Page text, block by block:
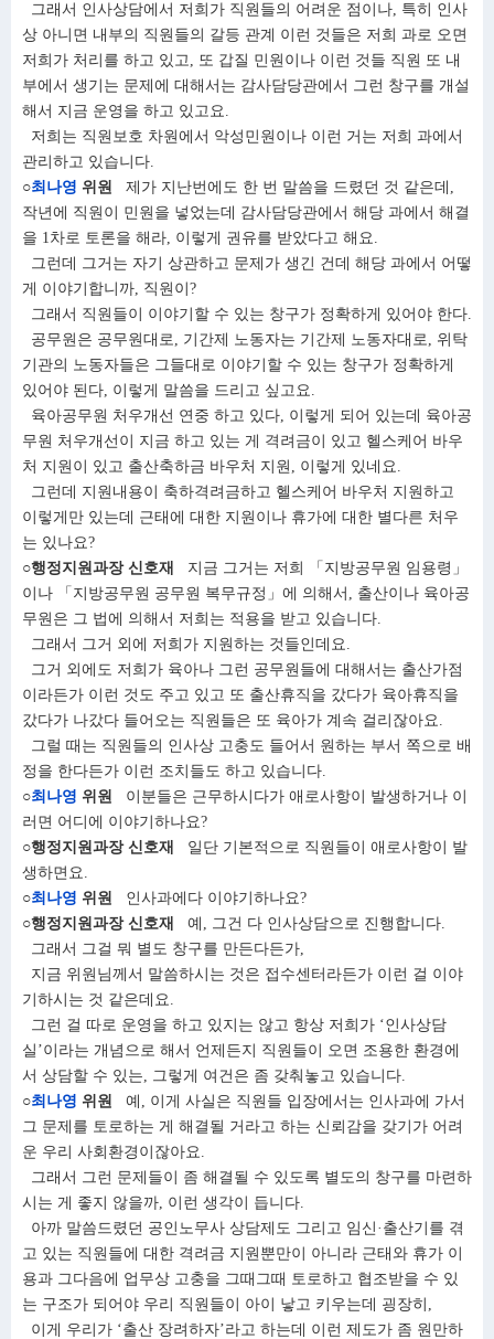
그래서 인사상담에서 저희가 직원들의 어려운 점이나, 특히 인사
상 아니면 내부의 직원들의 갈등 관계 이런 것들은 저희 과로 오면
저희가 처리를 하고 있고, 또 갑질 민원이나 이런 것들 직원 또 내
부에서 생기는 문제에 대해서는 감사담당관에서 그런 창구를 개설
해서 지금 운영을 하고 있고요.
저희는 직원보호 차원에서 악성민원이나 이런 거는 저희 과에서
관리하고 있습니다.
○최나영 위원
제가 지난번에도 한 번 말씀을 드렸던 것 같은데,
작년에 직원이 민원을 넣었는데 감사담당관에서 해당 과에서 해결
을 1차로 토론을 해라, 이렇게 권유를 받았다고 해요.
그런데 그거는 자기 상관하고 문제가 생긴 건데 해당 과에서 어떻
게 이야기합니까, 직원이?
그래서 직원들이 이야기할 수 있는 창구가 정확하게 있어야 한다.
공무원은 공무원대로, 기간제 노동자는 기간제 노동자대로, 위탁
기관의 노동자들은 그들대로 이야기할 수 있는 창구가 정확하게
있어야 된다, 이렇게 말씀을 드리고 싶고요.
육아공무원 처우개선 연중 하고 있다, 이렇게 되어 있는데 육아공
무원 처우개선이 지금 하고 있는 게 격려금이 있고 헬스케어 바우
처 지원이 있고 출산축하금 바우처 지원, 이렇게 있네요.
그런데 지원내용이 축하격려금하고 헬스케어 바우처 지원하고
이렇게만 있는데 근태에 대한 지원이나 휴가에 대한 별다른 처우
는 있나요?
○행정지원과장 신호재
지금 그거는 저희 「지방공무원 임용령」
이나 「지방공무원 공무원 복무규정」에 의해서, 출산이나 육아공
무원은 그 법에 의해서 저희는 적용을 받고 있습니다.
그래서 그거 외에 저희가 지원하는 것들인데요.
그거 외에도 저희가 육아나 그런 공무원들에 대해서는 출산가점
이라든가 이런 것도 주고 있고 또 출산휴직을 갔다가 육아휴직을
갔다가 나갔다 들어오는 직원들은 또 육아가 계속 걸리잖아요.
그럴 때는 직원들의 인사상 고충도 들어서 원하는 부서 쪽으로 배
정을 한다든가 이런 조치들도 하고 있습니다.
○최나영 위원
이분들은 근무하시다가 애로사항이 발생하거나 이
러면 어디에 이야기하나요?
○행정지원과장 신호재
일단 기본적으로 직원들이 애로사항이 발
생하면요.
○최나영 위원
인사과에다 이야기하나요?
○행정지원과장 신호재
예, 그건 다 인사상담으로 진행합니다.
그래서 그걸 뭐 별도 창구를 만든다든가,
지금 위원님께서 말씀하시는 것은 접수센터라든가 이런 걸 이야
기하시는 것 같은데요.
그런 걸 따로 운영을 하고 있지는 않고 항상 저희가 ‘인사상담
실’이라는 개념으로 해서 언제든지 직원들이 오면 조용한 환경에
서 상담할 수 있는, 그렇게 여건은 좀 갖춰놓고 있습니다.
○최나영 위원
예, 이게 사실은 직원들 입장에서는 인사과에 가서
그 문제를 토로하는 게 해결될 거라고 하는 신뢰감을 갖기가 어려
운 우리 사회환경이잖아요.
그래서 그런 문제들이 좀 해결될 수 있도록 별도의 창구를 마련하
시는 게 좋지 않을까, 이런 생각이 듭니다.
아까 말씀드렸던 공인노무사 상담제도 그리고 임신·출산기를 겪
고 있는 직원들에 대한 격려금 지원뿐만이 아니라 근태와 휴가 이
용과 그다음에 업무상 고충을 그때그때 토로하고 협조받을 수 있
는 구조가 되어야 우리 직원들이 아이 낳고 키우는데 굉장히,
이게 우리가 ‘출산 장려하자’라고 하는데 이런 제도가 좀 원만하